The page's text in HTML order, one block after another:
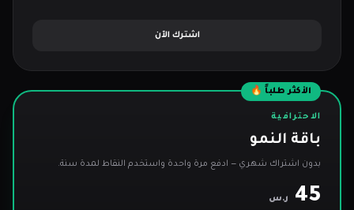
اشترك الآن
الأكثر طلباً 🔥
الاحترافية
باقة النمو
بدون اشتراك شهري — ادفع مرة واحدة واستخدم النقاط لمدة سنة.
45 ر.س